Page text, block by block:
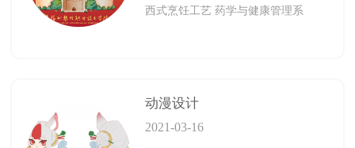
西式烹饪工艺 药学与健康管理系
动漫设计
2021-03-16